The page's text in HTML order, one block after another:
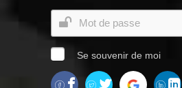
Se souvenir de moi